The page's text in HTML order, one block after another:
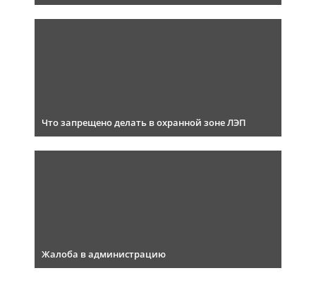
Что запрещено делать в охранной зоне ЛЭП
Жалоба в администрацию